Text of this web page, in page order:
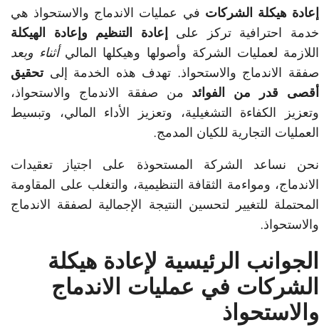
إعادة هيكلة الشركات في عمليات الاندماج والاستحواذ هي
خدمة احترافية تركز علىإعادة التنظيم وإعادة الهيكلة
اللازمة لعمليات الشركة وأصولها وهيكلها الماليأثناء وبعد
صفقة الاندماج والاستحواذ. تهدف هذه الخدمة إلىتحقيق
أقصى قدر من الفوائد من صفقة الاندماج والاستحواذ،
وتعزيز الكفاءة التشغيلية، وتعزيز الأداء المالي، وتبسيط
العمليات التجارية للكيان المدمج.
نحن نساعد الشركة المستحوذة على اجتياز تعقيدات
الاندماج، ومواءمة الثقافة التنظيمية، والتغلب على المقاومة
المحتملة للتغيير لتحسين النتيجة الإجمالية لصفقة الاندماج
والاستحواذ.
الجوانب الرئيسية لإعادة هيكلة
الشركات في عمليات الاندماج
والاستحواذ